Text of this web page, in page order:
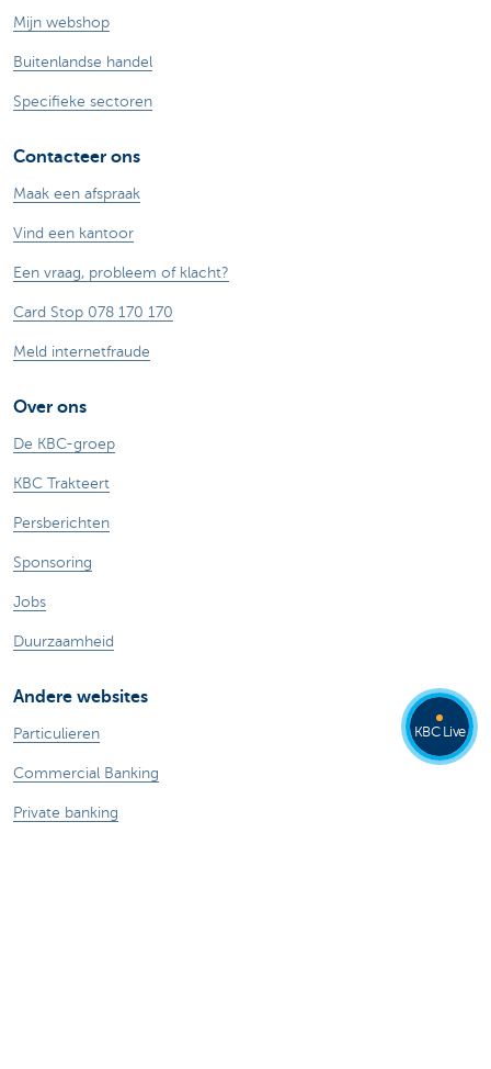
Mijn webshop
Buitenlandse handel
Specifieke sectoren
Contacteer ons
Maak een afspraak
Vind een kantoor
Een vraag, probleem of klacht?
Card Stop 078 170 170
Meld internetfraude
Over ons
De KBC-groep
KBC Trakteert
Persberichten
Sponsoring
Jobs
Duurzaamheid
Andere websites
Particulieren
Commercial Banking
Private banking
KBC Live